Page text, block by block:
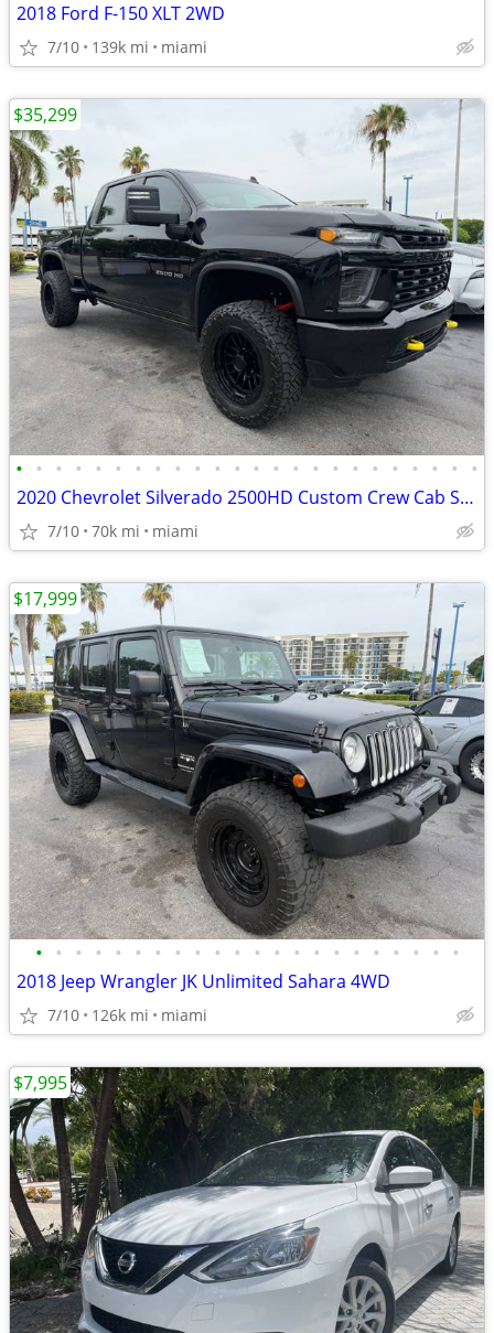
2018 Ford F-150 XLT 2WD
7/10 139k mi miami
• • • • • • • • • • • • • • • • • • • • • • • •
2020 Chevrolet Silverado 2500HD Custom Crew Cab Short Box 4WD
7/10 70k mi miami
$35,299
• • • • • • • • • • • • • • • • • • • • • •
2018 Jeep Wrangler JK Unlimited Sahara 4WD
7/10 126k mi miami
$17,999
$7,995